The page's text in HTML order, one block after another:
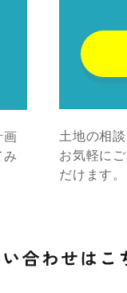
画
土地の相
お気軽に
だけます。